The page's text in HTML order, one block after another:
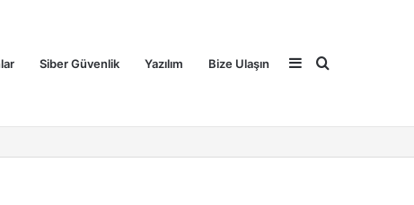
Siber Güvenlik Yazılım Bize Ulaşın Search
Sidebar